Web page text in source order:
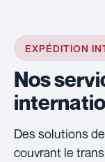
EXPÉDITION
Nos
Des solutions
couvrant le